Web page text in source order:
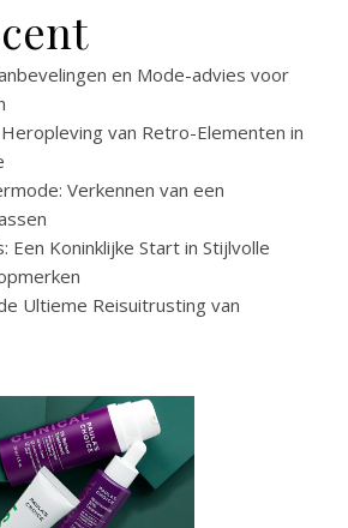
en Mode-advies voor
van Retro-Elementen in
Verkennen van een
Een Koninklijke Start in Stijlvolle
Ultieme Reisuitrusting van